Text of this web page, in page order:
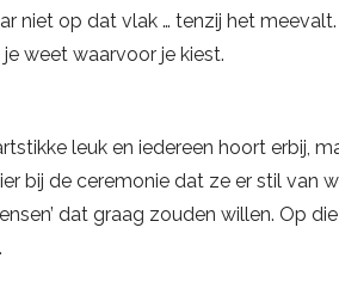
niet op dat vlak … tenzij het
weet waarvoor je kiest.
leuk en iedereen hoort erbij,
bij de ceremonie dat ze er stil van
dat graag zouden willen. Op